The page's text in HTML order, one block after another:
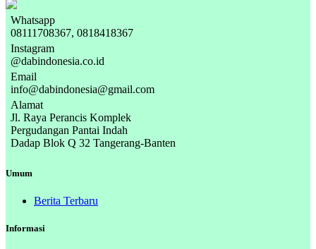
Whatsapp
08111708367, 0818418367
Instagram
@dabindonesia.co.id
Email
info@dabindonesia@gmail.com
Alamat
Jl. Raya Perancis Komplek
Pergudangan Pantai Indah
Dadap Blok Q 32 Tangerang-Banten
Umum
Berita Terbaru
Informasi